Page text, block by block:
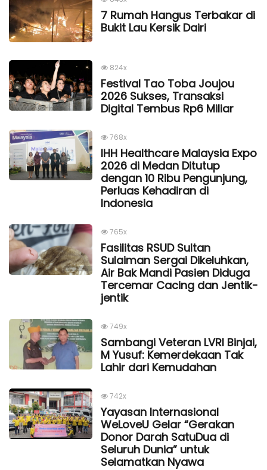
7 Rumah Hangus Terbakar di
Bukit Lau Kersik Dairi
824x
Festival Tao Toba Joujou
2026 Sukses, Transaksi
Digital Tembus Rp6 Miliar
768x
IHH Healthcare Malaysia Expo
2026 di Medan Ditutup
dengan 10 Ribu Pengunjung,
Perluas Kehadiran di
Indonesia
765x
Fasilitas RSUD Sultan
Sulaiman Sergai Dikeluhkan,
Air Bak Mandi Pasien Diduga
Tercemar Cacing dan Jentik-
jentik
749x
Sambangi Veteran LVRI Binjai,
M Yusuf: Kemerdekaan Tak
Lahir dari Kemudahan
742x
Yayasan Internasional
WeLoveU Gelar “Gerakan
Donor Darah SatuDua di
Seluruh Dunia” untuk
Selamatkan Nyawa